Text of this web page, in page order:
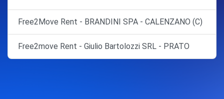
Free2Move Rent - BRANDINI SPA - CALENZANO (C)
Free2move Rent - Giulio Bartolozzi SRL - PRATO